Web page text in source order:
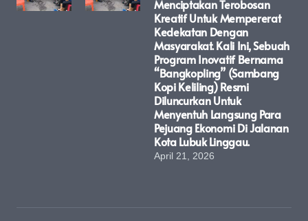
Menciptakan Terobosan
Kreatif Untuk Mempererat
Kedekatan Dengan
Masyarakat. Kali Ini, Sebuah
Program Inovatif Bernama
“Bangkopling” (Sambang
Kopi Keliling) Resmi
Diluncurkan Untuk
Menyentuh Langsung Para
Pejuang Ekonomi Di Jalanan
Kota Lubuk Linggau.
April 21, 2026